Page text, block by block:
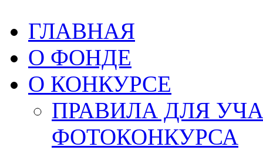
ГЛАВНАЯ
О ФОНДЕ
О КОНКУРСЕ
ПРАВИЛА ДЛЯ
ФОТОКОНКУРСА